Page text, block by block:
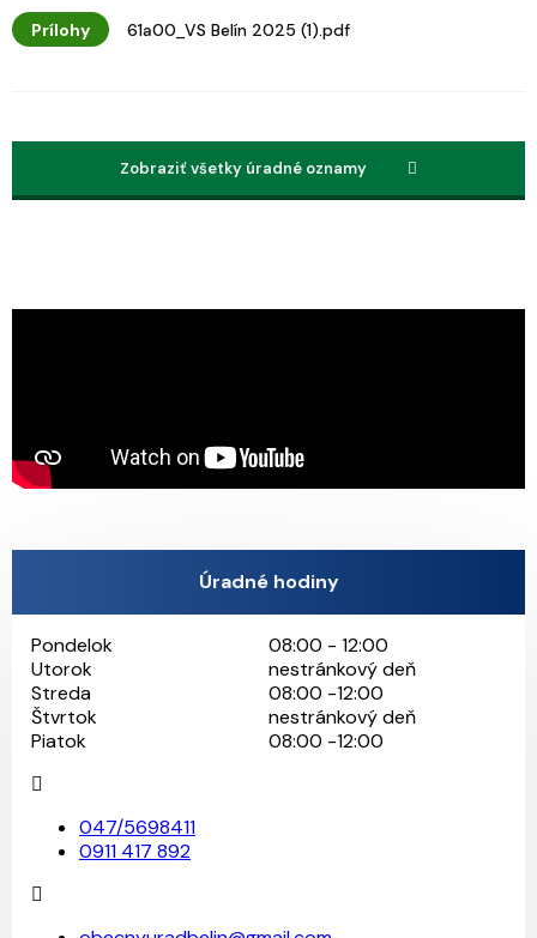
Prílohy 61a00_VS Belín 2025 (1).pdf
Zobraziť všetky úradné oznamy
Úradné hodiny
Pondelok
08:00 - 12:00
Utorok
nestránkový deň
Streda
08:00 -12:00
Štvrtok
nestránkový deň
Piatok
08:00 -12:00
047/5698411
0911 417 892